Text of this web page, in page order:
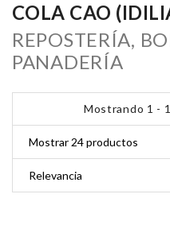
COLA CAO
REPOSTERÍA,
PANADERÍA
Mostrando 1 -